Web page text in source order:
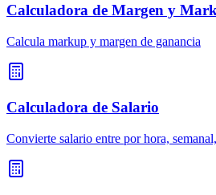
Calculadora de Margen y
Calcula markup y margen de ganancia
Calculadora de Salario
Convierte salario entre por hora,